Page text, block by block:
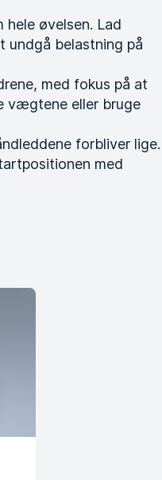
øvelsen. Lad
undgå belastning på
med fokus på at
vægtene eller bruge
forbliver lige.
med